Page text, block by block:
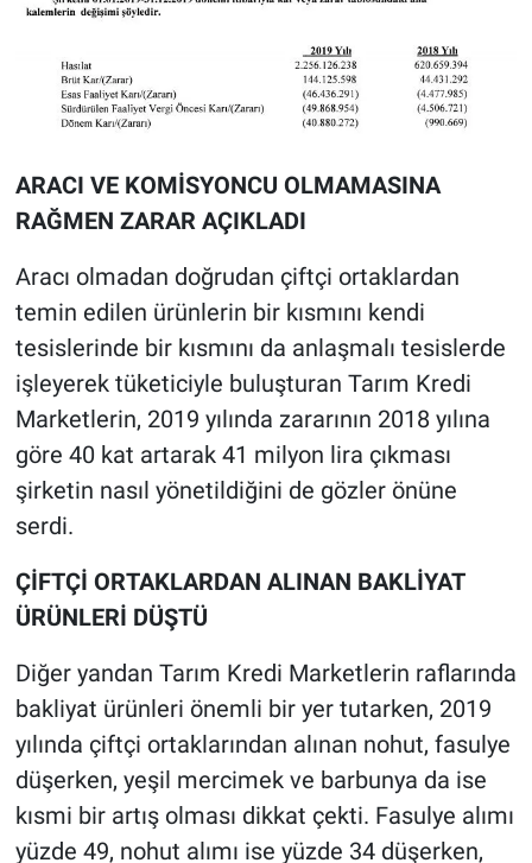
ARACI VE KOMİSYONCU OLMAMASINA
RAĞMEN ZARAR AÇIKLADI
Aracı olmadan doğrudan çiftçi ortaklardan
temin edilen ürünlerin bir kısmını kendi
tesislerinde bir kısmını da anlaşmalı tesislerde
işleyerek tüketiciyle buluşturan Tarım Kredi
Marketlerin, 2019 yılında zararının 2018 yılına
göre 40 kat artarak 41 milyon lira çıkması
şirketin nasıl yönetildiğini de gözler önüne
serdi.
ÇİFTÇİ ORTAKLARDAN ALINAN BAKLİYAT
ÜRÜNLERİ DÜŞTÜ
Diğer yandan Tarım Kredi Marketlerin raflarında
bakliyat ürünleri önemli bir yer tutarken, 2019
yılında çiftçi ortaklarından alınan nohut, fasulye
düşerken, yeşil mercimek ve barbunya da ise
kısmi bir artış olması dikkat çekti. Fasulye alımı
yüzde 49, nohut alımı ise yüzde 34 düşerken,